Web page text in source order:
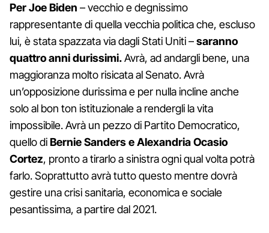
Per Joe Biden – vecchio e degnissimo
rappresentante di quella vecchia politica che, escluso
lui, è stata spazzata via dagli Stati Uniti –saranno
quattro anni durissimi.Avrà, ad andargli bene, una
maggioranza molto risicata al Senato. Avrà
un’opposizione durissima e per nulla incline anche
solo al bon ton istituzionale a rendergli la vita
impossibile. Avrà un pezzo di Partito Democratico,
quello diBernie Sanders e Alexandria Ocasio
Cortez, pronto a tirarlo a sinistra ogni qual volta potrà
farlo. Soprattutto avrà tutto questo mentre dovrà
gestire una crisi sanitaria, economica e sociale
pesantissima, a partire dal 2021.